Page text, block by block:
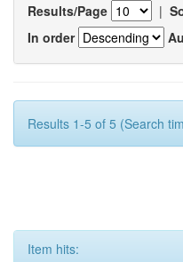
Results/Page |
In order
Results 1-5 of 5 (Search
Item hits: